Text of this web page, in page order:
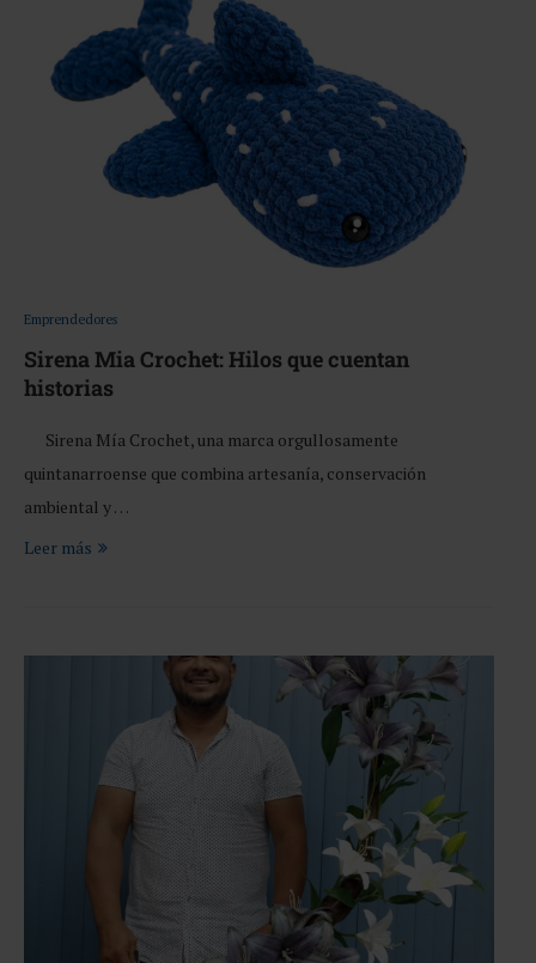
Emprendedores
Sirena Mia Crochet: Hilos que cuentan
historias
Sirena Mía Crochet, una marca orgullosamente
quintanarroense que combina artesanía, conservación
ambiental y …
Leer más